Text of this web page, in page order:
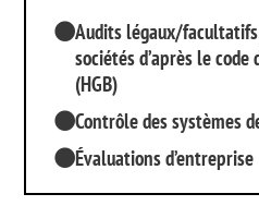
Audits légaux/
sociétés d’après le
(HGB)
Contrôle des systèmes
Évaluations d’entreprise